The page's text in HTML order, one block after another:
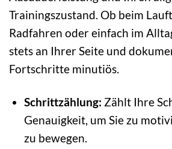
Trainingszustand. Ob beim
Radfahren oder einfach im
stets an Ihrer Seite und
Fortschritte minutiös.
Schrittzählung: Zählt Ihre
Genauigkeit, um Sie zu
zu bewegen.